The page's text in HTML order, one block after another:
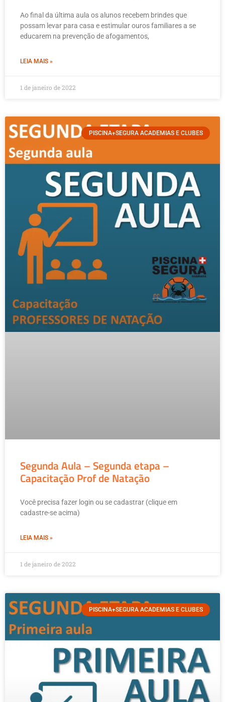
Ao final da última aula os alunos recebem brindes que
possam levar para casa e estimular ouros familiares a se
educarem na prevenção de afogamentos,
LEIA MAIS »
1 de janeiro de 2022
PISCINA+SEGURA ACADEMIAS E CLUBES
Segunda Aula – Segunda etapa –
Capacitação Prof de Natação
Você precisa fazer login ou se cadastrar (clique em
cadastre-se acima)
LEIA MAIS »
1 de janeiro de 2022
PISCINA+SEGURA ACADEMIAS E CLUBES